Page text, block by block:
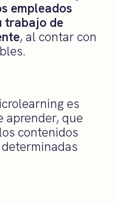
empleados
trabajo de
, al contar con
es
aprender, que
contenidos